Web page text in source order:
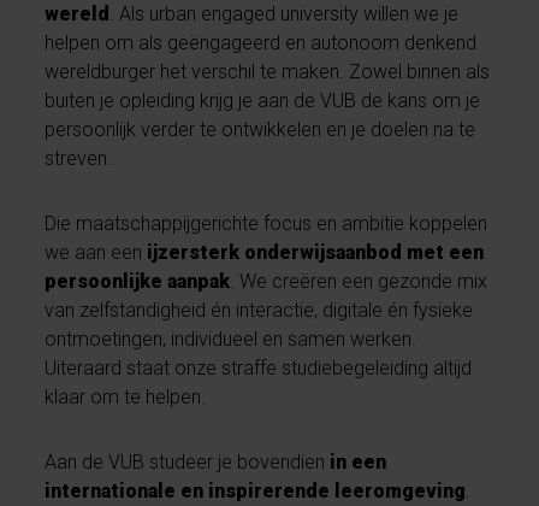
wereld
. Als urban engaged university willen we je
helpen om als geëngageerd en autonoom denkend
wereldburger het verschil te maken. Zowel binnen als
buiten je opleiding krijg je aan de VUB de kans om je
persoonlijk verder te ontwikkelen en je doelen na te
streven.
Die maatschappijgerichte focus en ambitie koppelen
we aan een ijzersterk onderwijsaanbod met een
persoonlijke aanpak . We creëren een gezonde mix
van zelfstandigheid én interactie, digitale én fysieke
ontmoetingen, individueel en samen werken.
Uiteraard staat onze straffe studiebegeleiding altijd
klaar om te helpen.
Aan de VUB studeer je bovendien in een
internationale en inspirerende leeromgeving